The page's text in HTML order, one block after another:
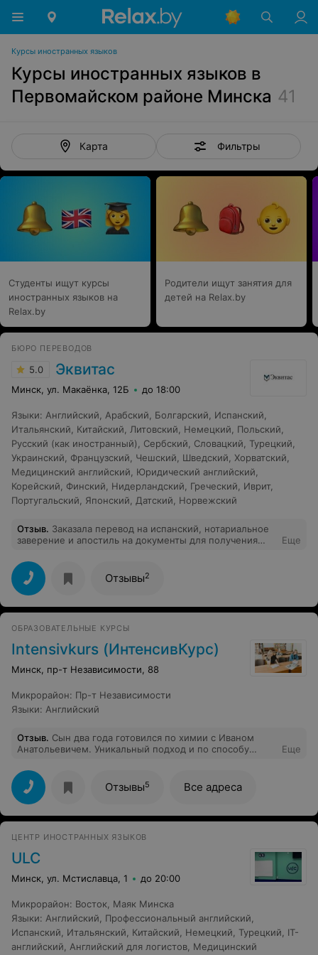
Курсы иностранных языков
Курсы иностранных языков в
Первомайском районе Минска 41
Карта Фильтры
Студенты ищут курсы
иностранных языков на
Relax.by
Родители ищут занятия для
детей на Relax.by
БЮРО ПЕРЕВОДОВ
5.0 Эквитас
Минск, ул. Макаёнка, 12Б до 18:00
Языки: Английский Арабский Болгарский Испанский
Итальянский
Китайский Литовский Немецкий Польский
Русский (как иностранный)
Сербский Словацкий Турецкий
Украинский
Французский Чешский Шведский Хорватский
Медицинский английский
Юридический английский
Корейский
Финский Нидерландский Греческий Иврит,
Португальский
Японский Датский Норвежский
Отзыв. Заказала перевод на испанский, нотариальное
заверение и апостиль на документы для получения
доброжелательный персонал. Расположение в центре
города.
Еще
Отзывы2
ОБРАЗОВАТЕЛЬНЫЕ КУРСЫ
Intensivkurs (ИнтенсивКурс)
Минск, пр-т Независимости, 88
Микрорайон: Пр-т Независимости
Языки: Английский
Отзыв. Сын два года готовился по химии с Иваном
Анатольевичем. Уникальный подход и по способу
83 балла на ЦТ. Обратная связь с родителями на
высоте, всегда прозрачно с оплатой и расписанием.
Еще
Отзывы5 Все адреса
ЦЕНТР ИНОСТРАННЫХ ЯЗЫКОВ
ULC
Минск, ул. Мстиславца, 1 до 20:00
Микрорайон: Восток Маяк Минска
Языки: Английский Профессиональный английский
Испанский
Итальянский Китайский Немецкий Турецкий
IT-
английский
Английский для логистов Медицинский